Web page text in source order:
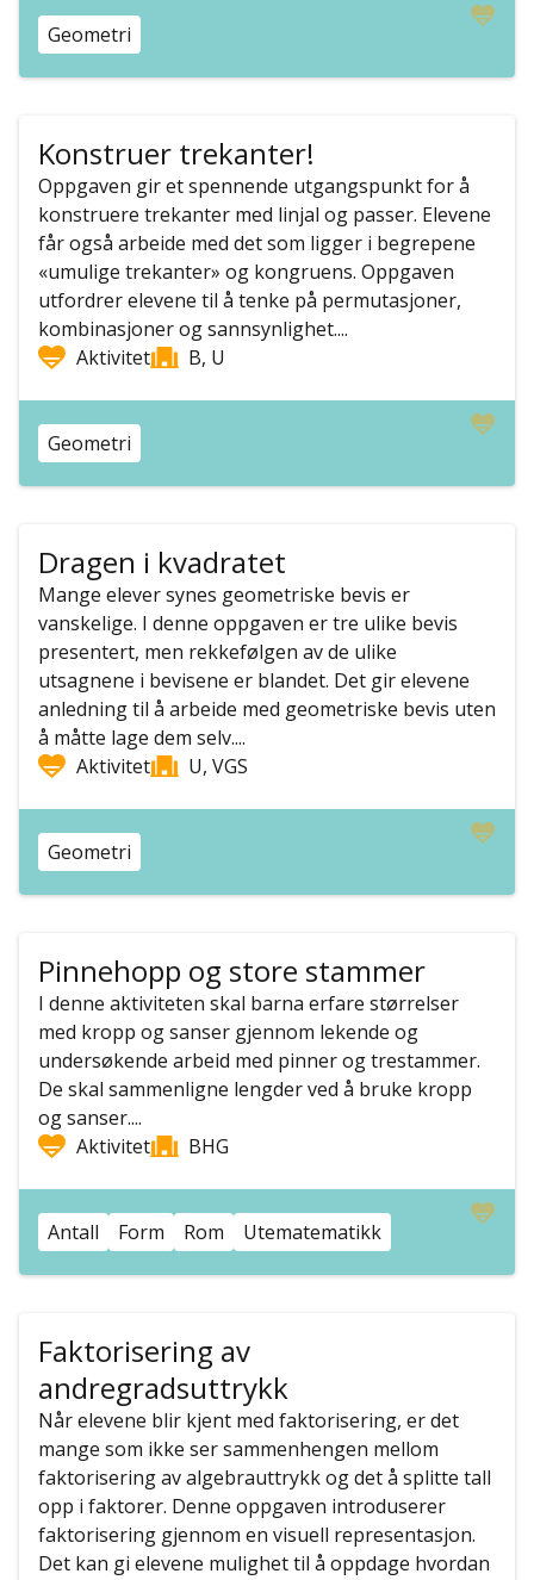
Geometri
Konstruer trekanter!
Oppgaven gir et spennende utgangspunkt for å
konstruere trekanter med linjal og passer. Elevene
får også arbeide med det som ligger i begrepene
«umulige trekanter» og kongruens. Oppgaven
utfordrer elevene til å tenke på permutasjoner,
kombinasjoner og sannsynlighet....
Aktivitet
B, U
Geometri
Dragen i kvadratet
Mange elever synes geometriske bevis er
vanskelige. I denne oppgaven er tre ulike bevis
presentert, men rekkefølgen av de ulike
utsagnene i bevisene er blandet. Det gir elevene
anledning til å arbeide med geometriske bevis uten
å måtte lage dem selv....
Aktivitet
U, VGS
Geometri
Pinnehopp og store stammer
I denne aktiviteten skal barna erfare størrelser
med kropp og sanser gjennom lekende og
undersøkende arbeid med pinner og trestammer.
De skal sammenligne lengder ved å bruke kropp
og sanser....
Aktivitet
BHG
Antall Form Rom Utematematikk
Faktorisering av
andregradsuttrykk
Når elevene blir kjent med faktorisering, er det
mange som ikke ser sammenhengen mellom
faktorisering av algebrauttrykk og det å splitte tall
opp i faktorer. Denne oppgaven introduserer
faktorisering gjennom en visuell representasjon.
Det kan gi elevene mulighet til å oppdage hvordan